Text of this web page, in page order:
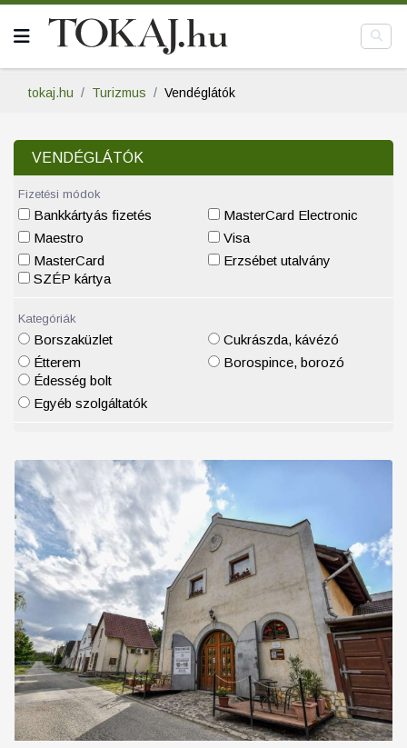
tokaj.hu Turizmus Vendéglátók
VENDÉGLÁTÓK
Fizetési módok
Bankkártyás fizetés
Maestro
MasterCard
MasterCard Electronic
Visa
Erzsébet utalvány
SZÉP kártya
Kategóriák
Borszaküzlet
Étterem
Cukrászda, kávézó
Borospince, borozó
Édesség bolt
Egyéb szolgáltatók